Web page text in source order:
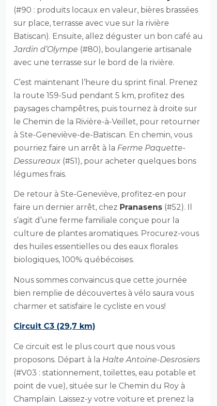
(#90 : produits locaux en valeur, bières brassées
sur place, terrasse avec vue sur la rivière
Batiscan). Ensuite, allez déguster un bon café au
Jardin d’Olympe (#80), boulangerie artisanale
avec une terrasse sur le bord de la rivière.
C’est maintenant l’heure du sprint final. Prenez
la route 159-Sud pendant 5 km, profitez des
paysages champêtres, puis tournez à droite sur
le Chemin de la Rivière-à-Veillet, pour retourner
à Ste-Geneviève-de-Batiscan. En chemin, vous
pourriez faire un arrêt à la Ferme Paquette-
Dessureaux (#51), pour acheter quelques bons
légumes frais.
De retour à Ste-Geneviève, profitez-en pour
faire un dernier arrêt, chez Pranasens (#52). Il
s’agit d’une ferme familiale conçue pour la
culture de plantes aromatiques. Procurez-vous
des huiles essentielles ou des eaux florales
biologiques, 100% québécoises.
Nous sommes convaincus que cette journée
bien remplie de découvertes à vélo saura vous
charmer et satisfaire le cycliste en vous!
Circuit C3 (29,7 km)
Ce circuit est le plus court que nous vous
proposons. Départ à la Halte Antoine-Desrosiers
(#V03 : stationnement, toilettes, eau potable et
point de vue), située sur le Chemin du Roy à
Champlain. Laissez-y votre voiture et prenez la